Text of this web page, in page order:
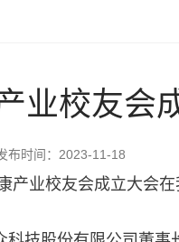
业校友会
布时间：2023-11-18
业校友会成立大会在